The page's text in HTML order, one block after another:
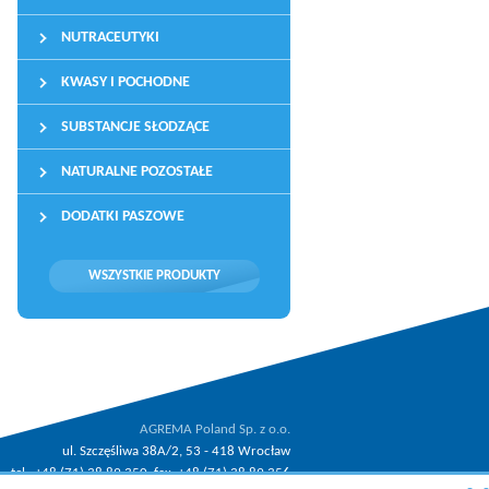
NUTRACEUTYKI
KWASY I POCHODNE
SUBSTANCJE SŁODZĄCE
NATURALNE POZOSTAŁE
DODATKI PASZOWE
WSZYSTKIE PRODUKTY
AGREMA Poland Sp. z o.o.
ul. Szczęśliwa 38A/2, 53 - 418 Wrocław
tel.: +48 (71) 38 89 350, fax: +48 (71) 38 89 356